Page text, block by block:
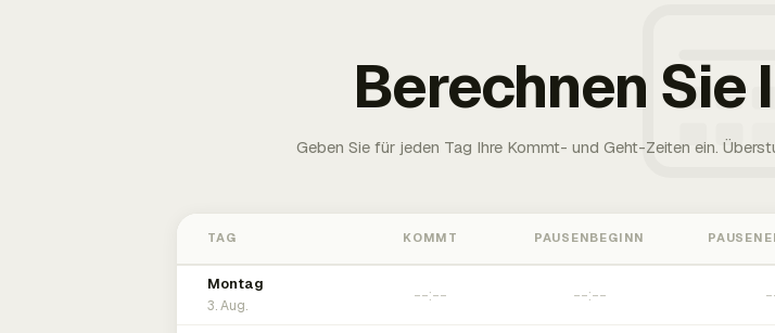
Berechnen Sie
Geben Sie für jeden Tag Ihre Kommt- und Geht-Zeiten ein.
TAG KOMMT PAUSENBEGINN
Montag
3. Aug.